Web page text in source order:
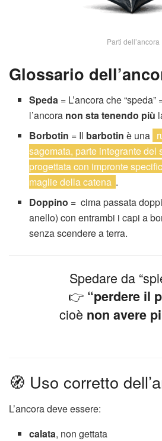
Parti dell’ancora
Glossario
Speda = L’ancora che
l’ancora non sta tenendo più
Borbotin = Il barbotin è una
sagomata, parte integrante del
progettata con impronte
maglie della catena .
Doppino = cima passata
anello) con entrambi i capi a
senza scendere a terra.
Spedare da
👉 “perdere il
cioè non avere
🧭 Uso corretto
L’ancora deve essere:
calata, non gettata